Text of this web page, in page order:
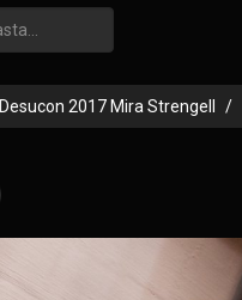
Desucon 2017 Mira Strengell